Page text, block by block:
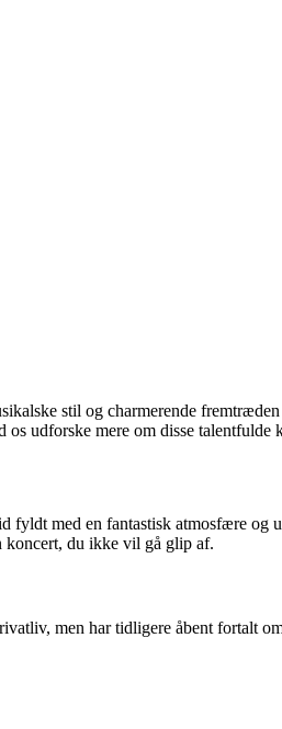
stil og charmerende
udforske mere om disse talentfulde
fyldt med en fantastisk atmosfære
koncert, du ikke vil gå glip af.
men har tidligere åbent fortalt